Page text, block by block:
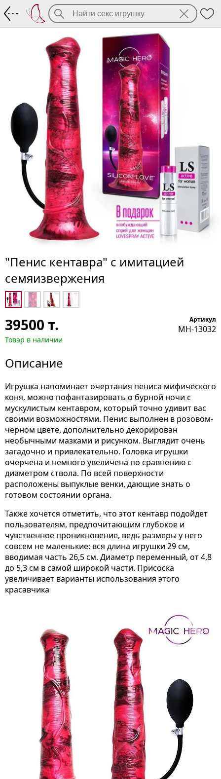
"Пенис кентавра" с имитацией
семяизвержения
39500 т.
Товар в наличии
Артикул
MH-13032
Описание
Игрушка напоминает очертания пениса мифического
коня, можно пофантазировать о бурной ночи с
мускулистым кентавром, который точно удивит вас
своими возможностями. Пенис выполнен в розовом-
черном цвете, дополнительно декорирован
необычными мазками и рисунком. Выглядит очень
загадочно и привлекательно. Головка игрушки
очерчена и немного увеличена по сравнению с
диаметром ствола. По всей поверхности
расположены выпуклые венки, дающие знать о
готовом состоянии органа.
Также хочется отметить, что этот кентавр подойдет
пользователям, предпочитающим глубокое и
чувственное проникновение, ведь размеры у него
совсем не маленькие: вся длина игрушки 29 см,
вводимая часть 26,5 см. Диаметр переменный, от 4,8
до 5,3 см в самой широкой части. Присоска
увеличивает варианты использования этого
красавчика
"Пенис кентавра" с имитацией